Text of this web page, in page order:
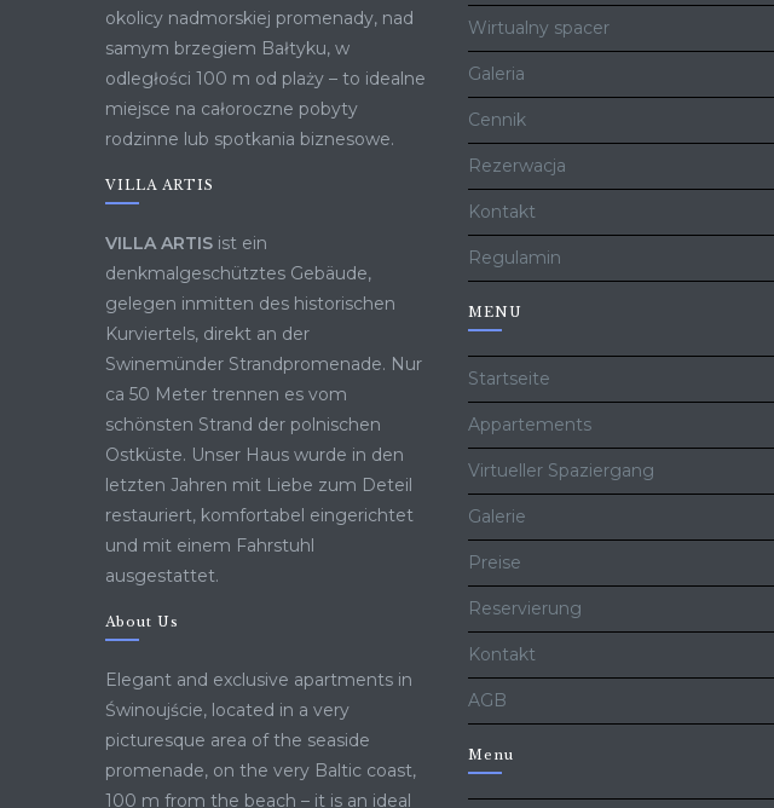
okolicy nadmorskiej promenady, nad
samym brzegiem Bałtyku, w
odległości 100 m od plaży – to idealne
miejsce na całoroczne pobyty
rodzinne lub spotkania biznesowe.
VILLA ARTIS
VILLA ARTIS ist ein
denkmalgeschütztes Gebäude,
gelegen inmitten des historischen
Kurviertels, direkt an der
Swinemünder Strandpromenade. Nur
ca 50 Meter trennen es vom
schönsten Strand der polnischen
Ostküste. Unser Haus wurde in den
letzten Jahren mit Liebe zum Deteil
restauriert, komfortabel eingerichtet
und mit einem Fahrstuhl
ausgestattet.
About Us
Elegant and exclusive apartments in
Świnoujście, located in a very
picturesque area of ​​the seaside
promenade, on the very Baltic coast,
100 m from the beach – it is an ideal
Wirtualny spacer
Galeria
Cennik
Rezerwacja
Kontakt
Regulamin
MENU
Startseite
Appartements
Virtueller Spaziergang
Galerie
Preise
Reservierung
Kontakt
AGB
Menu